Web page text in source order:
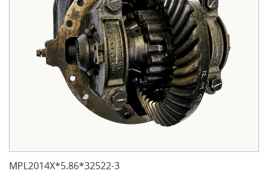
MPL2014X*5.86*32522-3